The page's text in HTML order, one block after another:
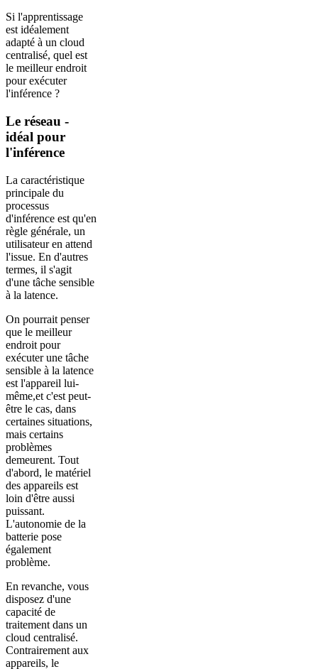
Si l'apprentissage
est idéalement
adapté à un cloud
centralisé, quel est
le meilleur endroit
pour exécuter
l'inférence ?
Le réseau -
idéal pour
l'inférence
La caractéristique
principale du
processus
d'inférence est qu'en
règle générale, un
utilisateur en attend
l'issue. En d'autres
termes, il s'agit
d'une tâche sensible
à la latence.
On pourrait penser
que le meilleur
endroit pour
exécuter une tâche
sensible à la latence
est l'appareil lui-
même,et c'est peut-
être le cas, dans
certaines situations,
mais certains
problèmes
demeurent. Tout
d'abord, le matériel
des appareils est
loin d'être aussi
puissant.
L'autonomie de la
batterie pose
également
problème.
En revanche, vous
disposez d'une
capacité de
traitement dans un
cloud centralisé.
Contrairement aux
appareils, le